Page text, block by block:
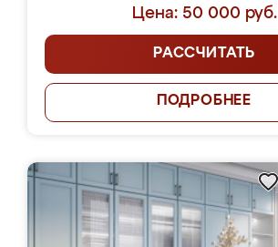
Цена: 50 000 руб.
РАССЧИТАТЬ
ПОДРОБНЕЕ